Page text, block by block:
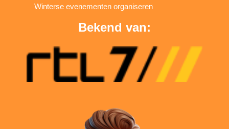
Winterse evenementen organiseren
Bekend van: